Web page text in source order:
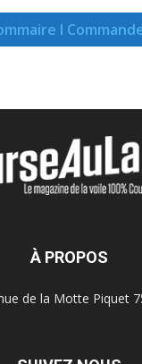
I
À PROPOS
de la Motte Piquet